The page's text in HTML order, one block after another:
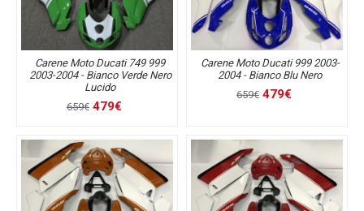
Carene Moto Ducati 749 999
2003-2004 - Bianco Verde Nero
Lucido
659€ 479€
Carene Moto Ducati 999 2003-
2004 - Bianco Blu Nero
659€ 479€